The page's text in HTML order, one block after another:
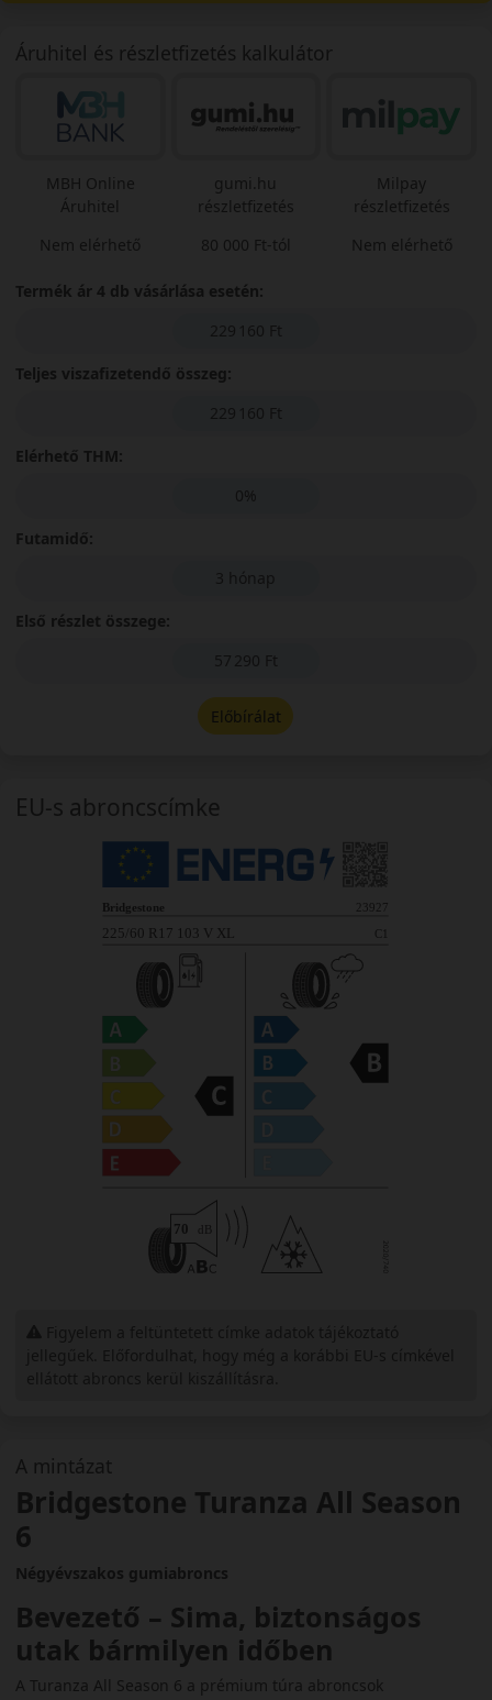
A mintázat
Bridgestone Turanza All Season
6
Négyévszakos gumiabroncs
Bevezető – Sima, biztonságos
utak bármilyen időben
A Turanza All Season 6 a prémium túra abroncsok
Áruhitel és részletfizetés kalkulátor
MBH Online
Áruhitel
Nem elérhető
gumi.hu
részletfizetés
80 000 Ft-tól
Milpay
részletfizetés
Nem elérhető
Termék ár 4 db vásárlása esetén:
229 160 Ft
Teljes viszafizetendő összeg:
229 160 Ft
Elérhető THM:
0%
Futamidő:
3 hónap
Első részlet összege:
57 290 Ft
Előbírálat
EU-s abroncscímke